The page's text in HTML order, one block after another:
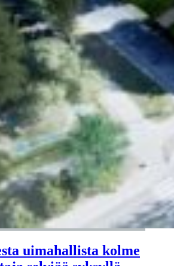
uimahallista kolme